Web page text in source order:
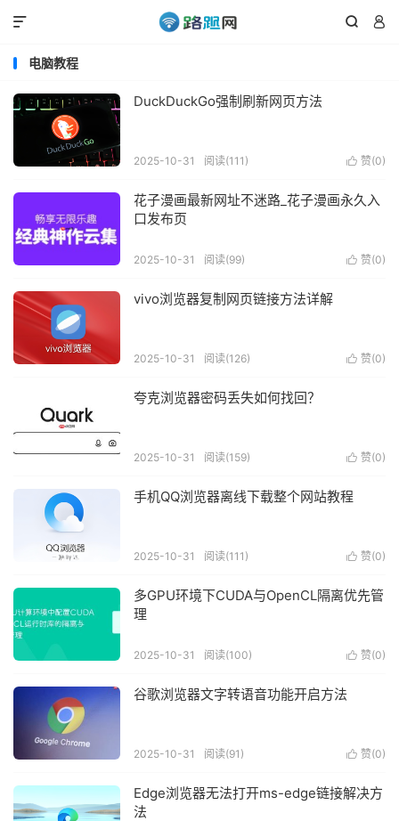
 

电脑教程
DuckDuckGo强制刷新网页方法
 赞(0)
2025-10-31 阅读(111)
花子漫画最新网址不迷路_花子漫画永久入
口发布页
 赞(0)
2025-10-31 阅读(99)
vivo浏览器复制网页链接方法详解
 赞(0)
2025-10-31 阅读(126)
夸克浏览器密码丢失如何找回？
 赞(0)
2025-10-31 阅读(159)
手机QQ浏览器离线下载整个网站教程
 赞(0)
2025-10-31 阅读(111)
多GPU环境下CUDA与OpenCL隔离优先管
理
 赞(0)
2025-10-31 阅读(100)
谷歌浏览器文字转语音功能开启方法
 赞(0)
2025-10-31 阅读(91)
Edge浏览器无法打开ms-edge链接解决方
法